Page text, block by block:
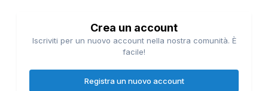
Crea un account
Iscriviti per un nuovo account nella nostra comunità. È
facile!
Registra un nuovo account